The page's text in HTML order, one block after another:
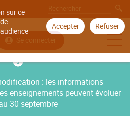
sur ce
Accepter Refuser
Se connecter
: les informations
enseignements peuvent évoluer
30 septembre